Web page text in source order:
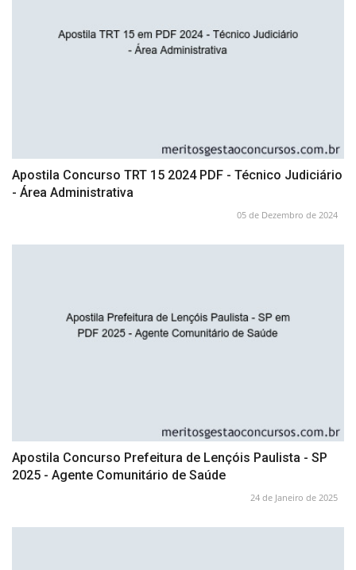
Apostila Concurso TRT 15 2024 PDF - Técnico Judiciário
- Área Administrativa
05 de Dezembro de 2024
Apostila Concurso Prefeitura de Lençóis Paulista - SP
2025 - Agente Comunitário de Saúde
24 de Janeiro de 2025